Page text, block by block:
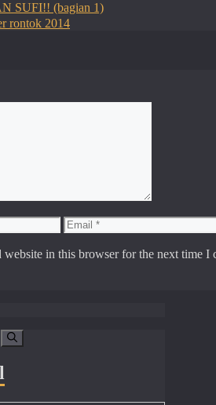
SUFI!! (bagian 1)
rontok 2014
Email
website in this browser for the next time I